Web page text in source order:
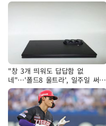
"창 3개 띄워도 답답함 없
네"…'폴드8 울트라', 일주일 써보
니